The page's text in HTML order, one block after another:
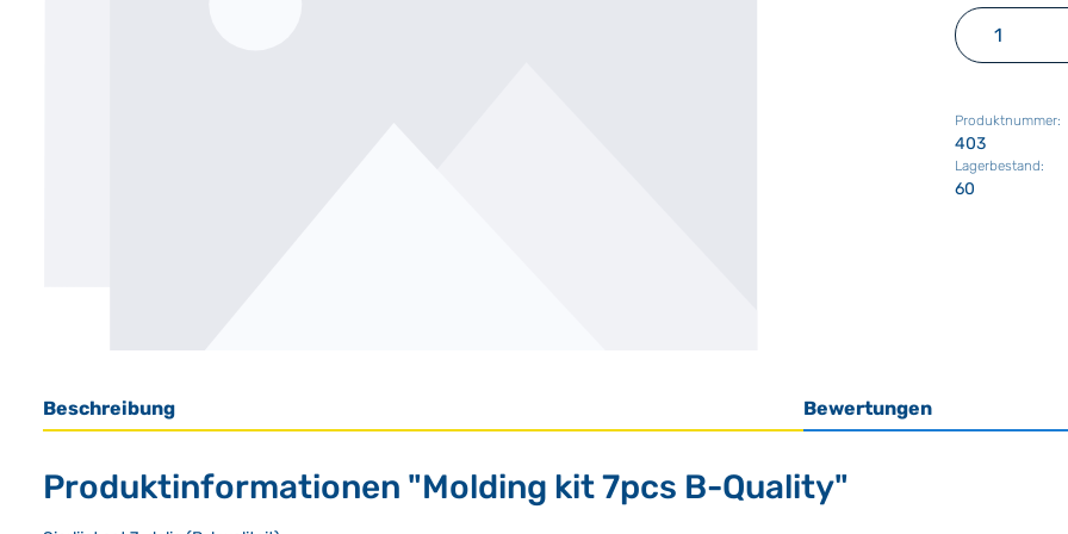
Produkt
Produktnummer:
403
Lagerbestand:
60
Beschreibung Bewertungen
Produktinformationen "Molding kit 7pcs B-Quality"